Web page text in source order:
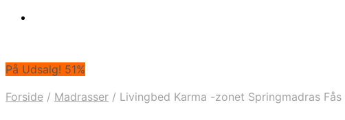
På Udsalg! 51%
Forside / Madrasser / Livingbed Karma -zonet Springmadras